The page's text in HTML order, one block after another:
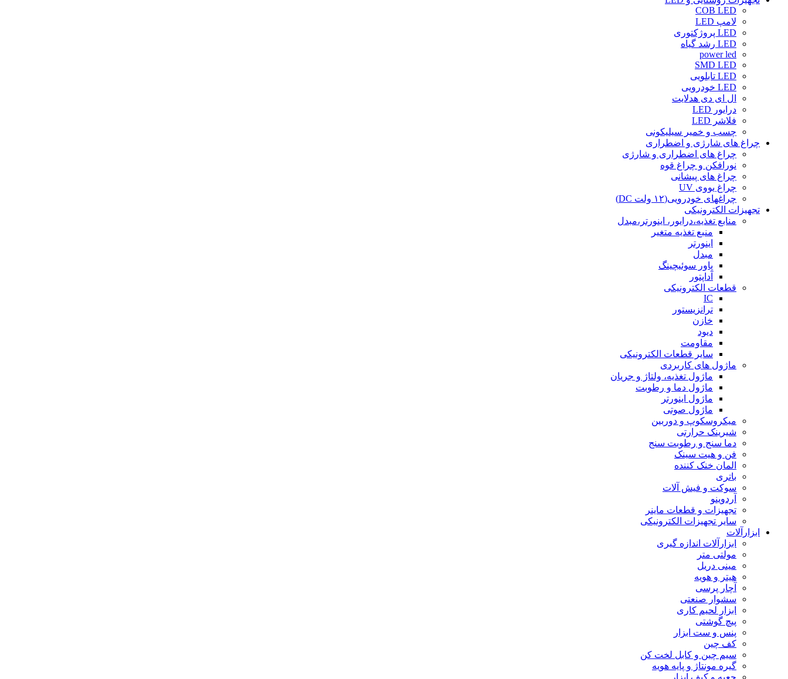
COB LED
لامپ LED
LED پروژکتوری
LED رشد گیاه
power led
SMD LED
LED تابلویی
LED خودرویی
ال ای دی هدلایت
درایور LED
فلاشر LED
چسب و خمیر سیلیکونی
چراغ های شارژی و اضطراری
چراغ های اضطراری و شارژی
نورافکن و چراغ قوه
چراغ های پیشانی
چراغ یووی UV
چراغهای خودرویی(۱۲ ولت DC)
تجهیزات الکترونیکی
منابع تغذیه،درایور، اینورتر،مبدل
منبع تغذیه متغیر
اینورتر
مبدل
پاور سوئیچینگ
آداپتور
قطعات الکترونیکی
IC
ترانزیستور
خازن
دیود
مقاومت
سایر قطعات الکترونیکی
ماژول های کاربردی
ماژول تغذیه، ولتاژ و جریان
ماژول دما و رطوبت
ماژول اینورتر
ماژول صوتی
میکروسکوپ و دوربین
شیرینک حرارتی
دما سنج و رطوبت سنج
فن و هیت سینک
المان خنک کننده
باتری
سوکت و فیش آلات
آردوینو
تجهیزات و قطعات ماینر
سایر تجهیزات الکترونیکی
ابزارآلات
ابزارآلات اندازه گیری
مولتی متر
مینی دریل
هیتر و هویه
آچار پرسی
سشوار صنعتی
ابزار لحیم کاری
پیچ گوشتی
پنس و ست ابزار
کف چین
سیم چین و کابل لخت کن
گیره مونتاژ و پایه هویه
جعبه و کیف ابزار